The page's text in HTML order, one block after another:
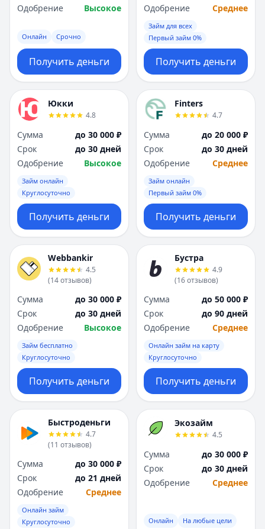
Одобрение
Высокое
Онлайн Срочно
Получить деньги
Одобрение
Среднее
Займ для всех
Первый займ 0%
Получить деньги
Юкки
4.8
Сумма
до 30 000 ₽
Срок
до 30 дней
Одобрение
Высокое
Займ онлайн
Круглосуточно
Получить деньги
Finters
4.7
Сумма
до 20 000 ₽
Срок
до 30 дней
Одобрение
Среднее
Займ онлайн
Первый займ 0%
Получить деньги
Webbankir
4.5
(14отзывов)
Сумма
до 30 000 ₽
Срок
до 30 дней
Одобрение
Высокое
Займ бесплатно
Круглосуточно
Получить деньги
Бустра
4.9
(16отзывов)
Сумма
до 50 000 ₽
Срок
до 90 дней
Одобрение
Среднее
Онлайн займ на карту
Круглосуточно
Получить деньги
Быстроденьги
4.7
(11 отзывов)
Сумма
до 30 000 ₽
Срок
до 21 дней
Одобрение
Среднее
Онлайн займ
Круглосуточно
Экозайм
4.5
Сумма
до 30 000 ₽
Срок
до 30 дней
Одобрение
Среднее
Онлайн На любые цели